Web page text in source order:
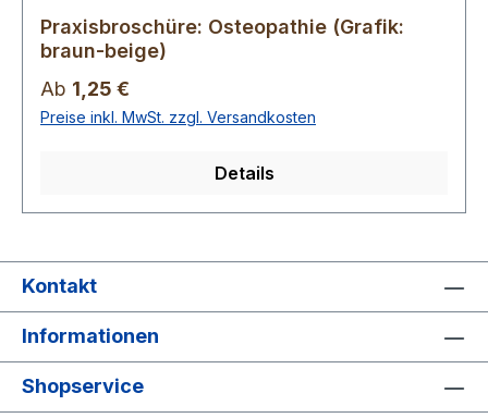
Praxisbroschüre: Osteopathie (Grafik:
braun-beige)
Regulärer Preis:
Ab 1,25 €
Preise inkl. MwSt. zzgl. Versandkosten
Details
Kontakt
Informationen
Shopservice